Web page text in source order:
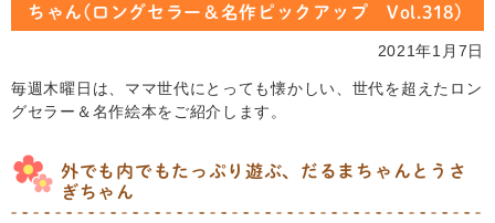
ちゃん(ロングセラー＆名作ピックアップ Vol.318)
2021年1月7日
毎週木曜日は、ママ世代にとっても懐かしい、世代を超えたロン
グセラー＆名作絵本をご紹介します。
外でも内でもたっぷり遊ぶ、だるまちゃんとうさ
ぎちゃん